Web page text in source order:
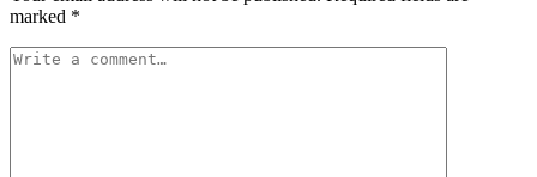
marked *